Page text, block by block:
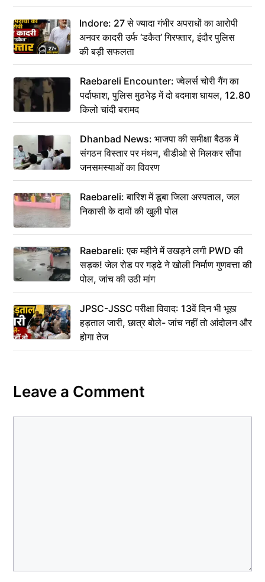
कहा– अंतिम संस्कार कर दीजिए हम नहीं आ पाएंगे
Indore: 27 से ज्यादा गंभीर अपराधों का आरोपी
अनवर कादरी उर्फ ‘डकैत’ गिरफ्तार, इंदौर पुलिस
की बड़ी सफलता
Raebareli Encounter: ज्वेलर्स चोरी गैंग का
पर्दाफाश, पुलिस मुठभेड़ में दो बदमाश घायल, 12.80
किलो चांदी बरामद
Dhanbad News: भाजपा की समीक्षा बैठक में
संगठन विस्तार पर मंथन, बीडीओ से मिलकर सौंपा
जनसमस्याओं का विवरण
Raebareli: बारिश में डूबा जिला अस्पताल, जल
निकासी के दावों की खुली पोल
Raebareli: एक महीने में उखड़ने लगी PWD की
सड़क! जेल रोड पर गड्ढे ने खोली निर्माण गुणवत्ता की
पोल, जांच की उठी मांग
JPSC-JSSC परीक्षा विवाद: 13वें दिन भी भूख
हड़ताल जारी, छात्र बोले- जांच नहीं तो आंदोलन और
होगा तेज
Leave a Comment